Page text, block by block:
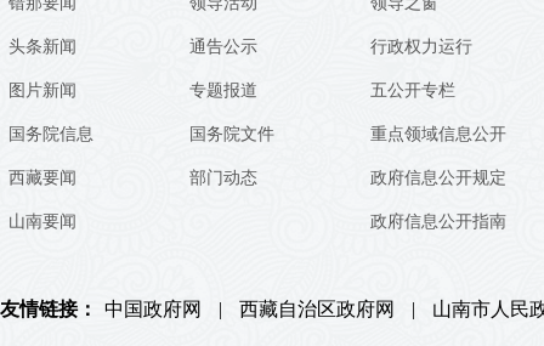
头条新闻
图片新闻
国务院信息
西藏要闻
山南要闻
通告公示
专题报道
国务院文件
部门动态
行政权力运行
五公开专栏
重点领域信息公开
政府信息公开规定
政府信息公开指南
友情链接： 中国政府网 | 西藏自治区政府网 | 山南市人民